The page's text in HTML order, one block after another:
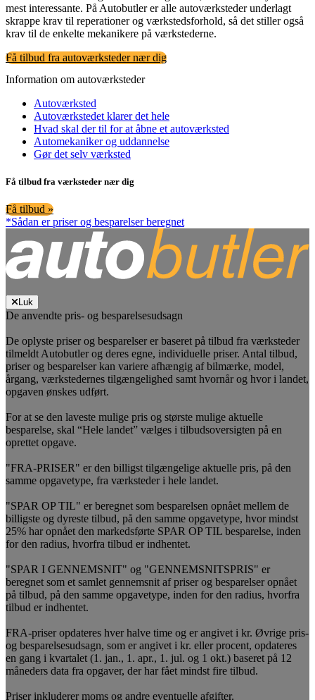
mest interessante. På Autobutler er alle autoværksteder underlagt
skrappe krav til reperationer og værkstedsforhold, så det stiller også
krav til de enkelte mekanikere på værkstederne.
Få tilbud fra autoværksteder nær dig
Information om autoværksteder
Autoværksted
Autoværkstedet klarer det hele
Hvad skal der til for at åbne et autoværksted
Automekaniker og uddannelse
Gør det selv værksted
Få tilbud fra værksteder nær dig
Få tilbud »
*Sådan er priser og besparelser beregnet
Luk
De anvendte pris- og besparelsesudsagn
De oplyste priser og besparelser er baseret på tilbud fra værksteder
tilmeldt Autobutler og deres egne, individuelle priser. Antal tilbud,
priser og besparelser kan variere afhængig af bilmærke, model,
årgang, værkstedernes tilgængelighed samt hvornår og hvor i landet,
opgaven ønskes udført.
For at se den laveste mulige pris og største mulige aktuelle
besparelse, skal “Hele landet” vælges i tilbudsoversigten på en
oprettet opgave.
"FRA-PRISER" er den billigst tilgængelige aktuelle pris, på den
samme opgavetype, fra værksteder i hele landet.
"SPAR OP TIL" er beregnet som besparelsen opnået mellem de
billigste og dyreste tilbud, på den samme opgavetype, hvor mindst
25% har opnået den markedsførte SPAR OP TIL besparelse, inden
for den radius, hvorfra tilbud er indhentet.
"SPAR I GENNEMSNIT" og "GENNEMSNITSPRIS" er
beregnet som et samlet gennemsnit af priser og besparelser opnået
på tilbud, på den samme opgavetype, inden for den radius, hvorfra
tilbud er indhentet.
FRA-priser opdateres hver halve time og er angivet i kr. Øvrige pris-
og besparelsesudsagn, som er angivet i kr. eller procent, opdateres
en gang i kvartalet (1. jan., 1. apr., 1. jul. og 1 okt.) baseret på 12
måneders data fra opgaver, der har fået mindst fire tilbud.
Priser inkluderer moms og andre eventuelle afgifter.